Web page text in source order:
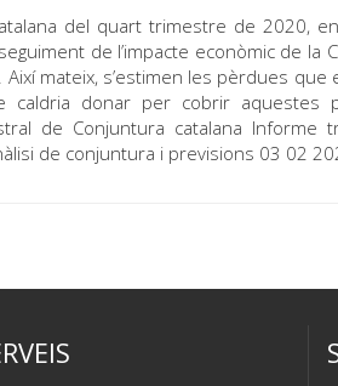
del quart trimestre de 2020,
de l’impacte econòmic de la
mateix, s’estimen les pèrdues
caldria donar per cobrir aquestes
Conjuntura catalana Informe
de conjuntura i previsions 03 02